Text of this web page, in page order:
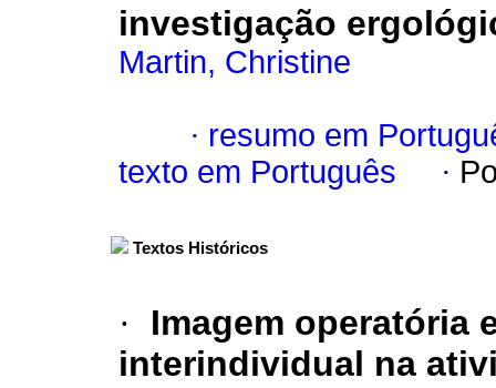
investigação
Martin, Christine
· resumo em
texto em Português
·
Textos Históricos
·
Imagem operatória
interindividual na